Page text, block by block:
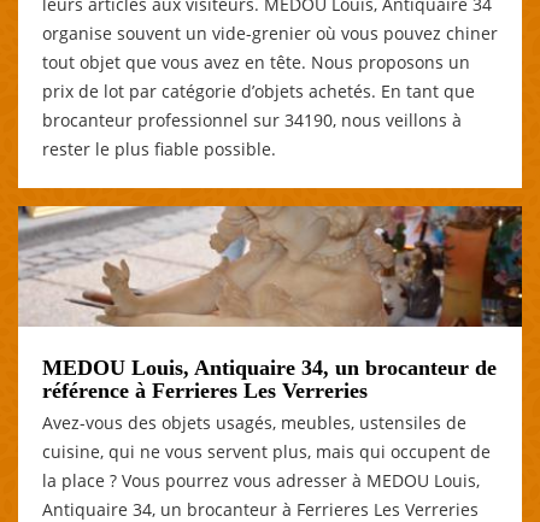
organise souvent un vide-grenier où vous pouvez chiner
tout objet que vous avez en tête. Nous proposons un
prix de lot par catégorie d’objets achetés. En tant que
brocanteur professionnel sur 34190, nous veillons à
rester le plus fiable possible.
MEDOU Louis, Antiquaire 34, un brocanteur de
référence à Ferrieres Les Verreries
Avez-vous des objets usagés, meubles, ustensiles de
cuisine, qui ne vous servent plus, mais qui occupent de
la place ? Vous pourrez vous adresser à MEDOU Louis,
Antiquaire 34, un brocanteur à Ferrieres Les Verreries